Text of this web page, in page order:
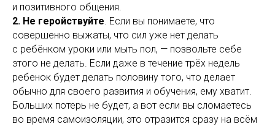
и позитивного общения.
2. Не геройствуйте. Если вы понимаете, что
совершенно выжаты, что сил уже нет делать
с ребёнком уроки или мыть пол, — позвольте себе
этого не делать. Если даже в течение трёх недель
ребенок будет делать половину того, что делает
обычно для своего развития и обучения, ему хватит.
Больших потерь не будет, а вот если вы сломаетесь
во время самоизоляции, это отразится сразу на всём